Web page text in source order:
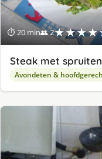
⏱ 20 min👥 2
Steak met
Avondeten &